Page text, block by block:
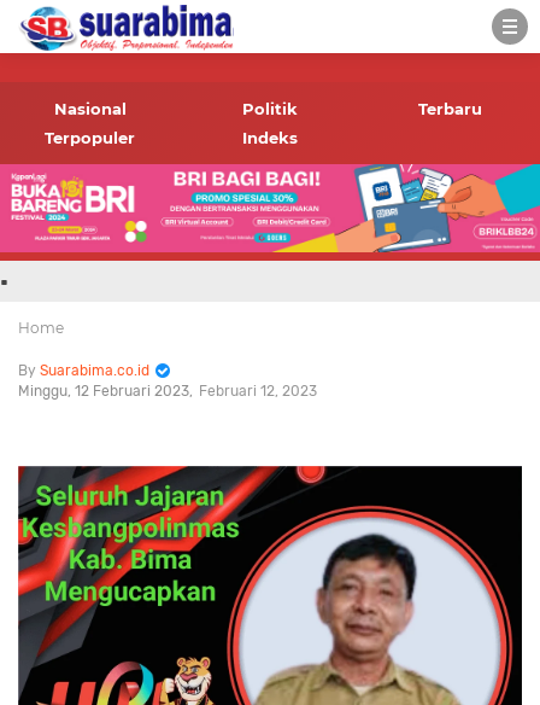
-->
informasi terbaru tentang
Bima dan daerah sekitar
Nasional Politik
Terbaru
Terpopuler
Indeks
.
Home
Suarabima.co.id
Minggu, 12 Februari 2023
Februari 12, 2023